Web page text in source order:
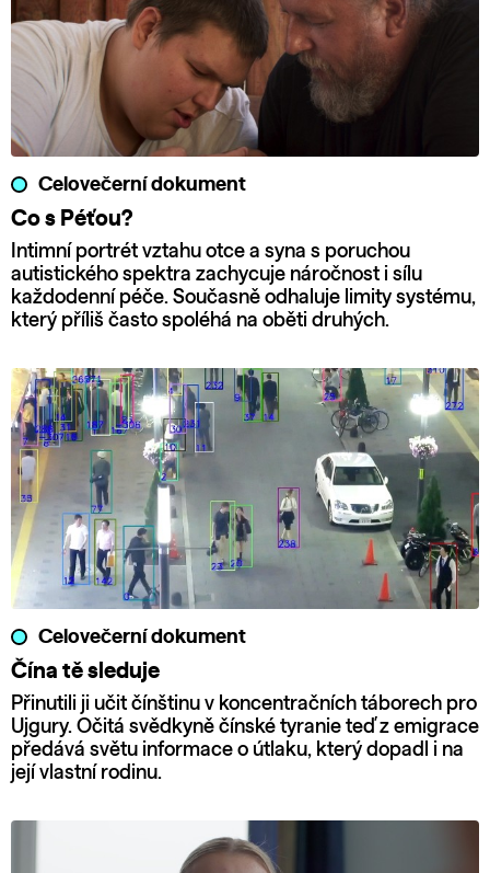
Celovečerní dokument
Co s Péťou?
Intimní portrét vztahu otce a syna s poruchou
autistického spektra zachycuje náročnost i sílu
každodenní péče. Současně odhaluje limity systému,
který příliš často spoléhá na oběti druhých.
Celovečerní dokument
Čína tě sleduje
Přinutili ji učit čínštinu v koncentračních táborech pro
Ujgury. Očitá svědkyně čínské tyranie teď z emigrace
předává světu informace o útlaku, který dopadl i na
její vlastní rodinu.